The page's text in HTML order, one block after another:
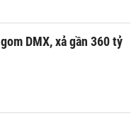
DMX, xả gần 360 tỷ